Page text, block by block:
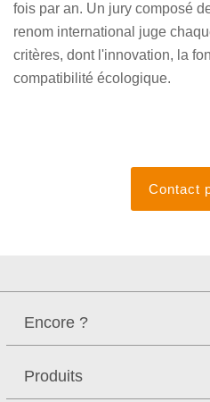
fois par an. Un jury composé
renom international juge
critères, dont l'innovation, la
compatibilité écologique.
Contact
Encore ?
Produits